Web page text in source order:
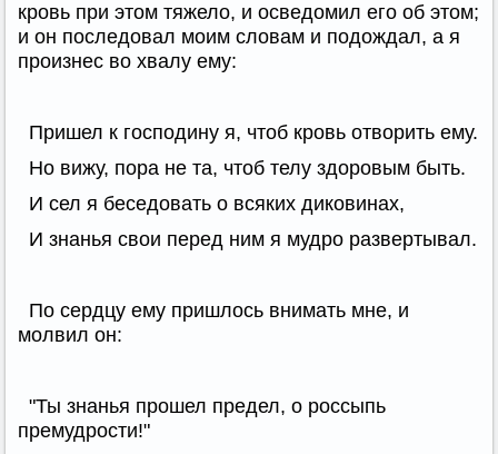
кровь при этом тяжело, и осведомил его об этом;
и он последовал моим словам и подождал, а я
произнес во хвалу ему:
Пришел к господину я, чтоб кровь отворить ему.
Но вижу, пора не та, чтоб телу здоровым быть.
И сел я беседовать о всяких диковинах,
И знанья свои перед ним я мудро развертывал.
По сердцу ему пришлось внимать мне, и
молвил он:
"Ты знанья прошел предел, о россыпь
премудрости!"